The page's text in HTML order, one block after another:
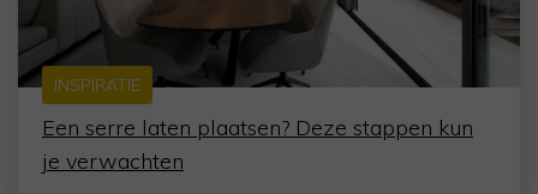
INSPIRATIE
Een serre laten plaatsen? Deze stappen kun
je verwachten